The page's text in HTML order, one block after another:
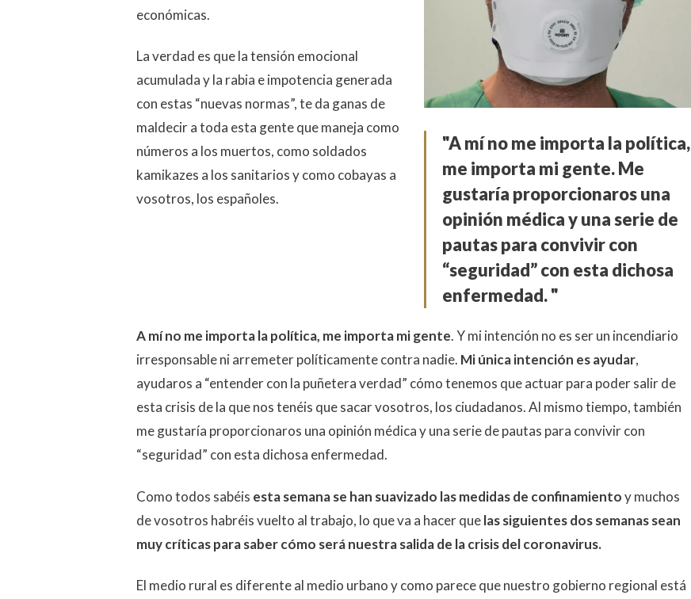
económicas.
La verdad es que la tensión emocional
acumulada y la rabia e impotencia generada
con estas “nuevas normas”, te da ganas de
maldecir a toda esta gente que maneja como
números a los muertos, como soldados
kamikazes a los sanitarios y como cobayas a
vosotros, los españoles.
"A mí no me importa la política,
me importa mi gente. Me
gustaría proporcionaros una
opinión médica y una serie de
pautas para convivir con
“seguridad” con esta dichosa
enfermedad. "
A mí no me importa la política, me importa mi gente. Y mi intención no es ser un incendiario
irresponsable ni arremeter políticamente contra nadie. Mi única intención es ayudar,
ayudaros a “entender con la puñetera verdad” cómo tenemos que actuar para poder salir de
esta crisis de la que nos tenéis que sacar vosotros, los ciudadanos. Al mismo tiempo, también
me gustaría proporcionaros una opinión médica y una serie de pautas para convivir con
“seguridad” con esta dichosa enfermedad.
Como todos sabéis esta semana se han suavizado las medidas de confinamientoy muchos
de vosotros habréis vuelto al trabajo, lo que va a hacer quelas siguientes dos semanas sean
muy críticas para saber cómo será nuestra salida de la crisis del coronavirus.
El medio rural es diferente al medio urbano y como parece que nuestro gobierno regional está